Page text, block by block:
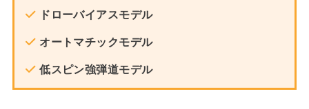
ドローバイアスモデル
オートマチックモデル
低スピン強弾道モデル